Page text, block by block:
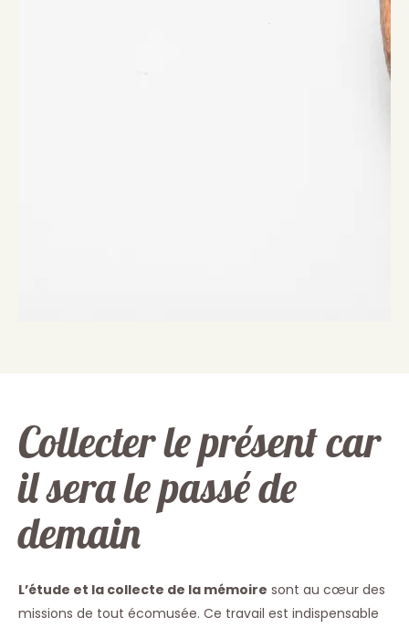
Collecter le présent car
il sera le passé de
demain
L’étude et la collecte de la mémoire sont au cœur des
missions de tout écomusée. Ce travail est indispensable